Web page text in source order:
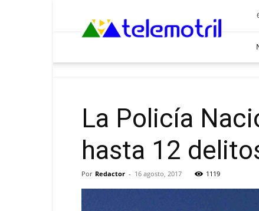
La Policía
hasta 12
Por Redactor - 16 agosto, 2017 1119